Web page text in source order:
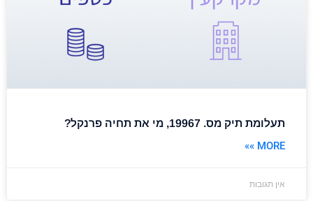
תעלומת תיק מס. 19967, מי את תחיה פרנקל?
MORE »»
אין תגובות